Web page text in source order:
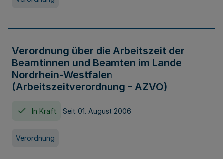
Verordnung über die Arbeitszeit der
Beamtinnen und Beamten im Lande
Nordrhein-Westfalen
(Arbeitszeitverordnung - AZVO)
In Kraft Seit 01. August 2006
Verordnung